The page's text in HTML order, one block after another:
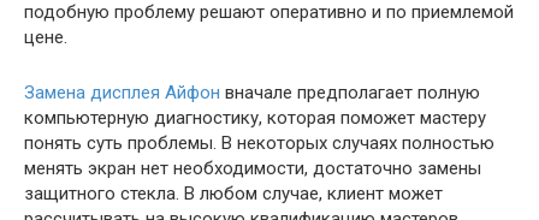
подобную проблему решают оперативно и по приемлемой
цене.
Замена дисплея Айфон вначале предполагает полную
компьютерную диагностику, которая поможет мастеру
понять суть проблемы. В некоторых случаях полностью
менять экран нет необходимости, достаточно замены
защитного стекла. В любом случае, клиент может